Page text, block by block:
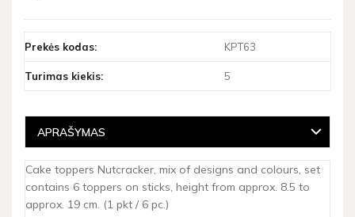
Prekės kodas: KPT63
Turimas kiekis: 5
APRAŠYMAS
Cake toppers Nutcracker, mix of designs and colours, set
contains 6 toppers on sticks, height from approx. 8.5 to
approx. 19 cm. (1 pkt / 6 pc.)